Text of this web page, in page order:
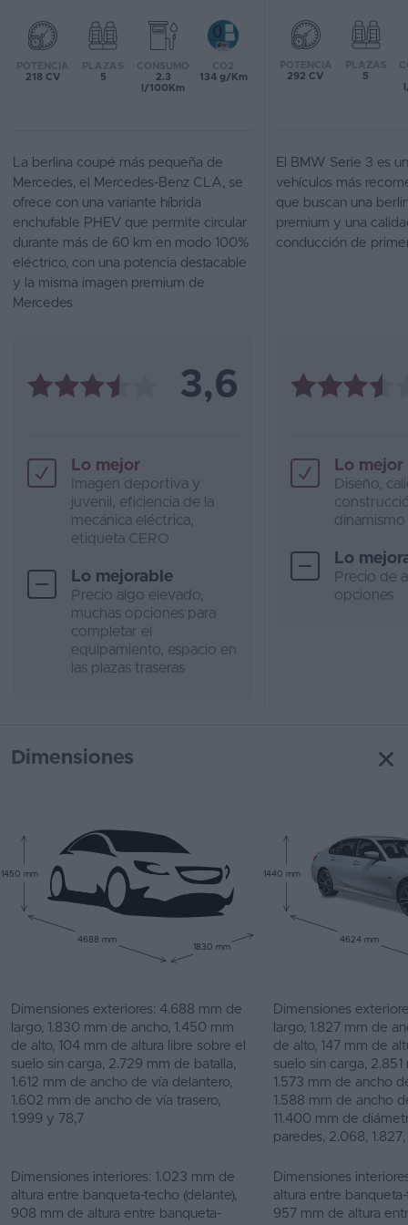
Favoritos
Concesionarios
Blog
Ventas
de
coches
2026
POTENCIA
218 CV
PLAZAS
5
CONSUMO
2.3
l/100Km
CO2
134 g/Km
POTENCIA
292 CV
PLAZAS
5
La berlina coupé más pequeña de
Mercedes, el Mercedes-Benz CLA, se
ofrece con una variante híbrida
enchufable PHEV que permite circular
durante más de 60 km en modo 100%
eléctrico, con una potencia destacable
y la misma imagen premium de
Mercedes
El BMW Serie 3 es
vehículos más
que buscan una
premium y una
conducción de
3,6
Lo mejor
Imagen deportiva y
juvenil, eficiencia de la
mecánica eléctrica,
etiqueta CERO
Lo mejorable
Precio algo elevado,
muchas opciones para
completar el
equipamiento, espacio en
las plazas traseras
Lo mejor
Diseño,
dinamismo
Lo
Precio de
opciones
Dimensiones
1450 mm
4688 mm
1830 mm
1440 mm
4624 mm
Dimensiones exteriores: 4.688 mm de
largo, 1.830 mm de ancho, 1.450 mm
de alto, 104 mm de altura libre sobre el
suelo sin carga, 2.729 mm de batalla,
1.612 mm de ancho de vía delantero,
1.602 mm de ancho de vía trasero,
1.999 y 78,7
Dimensiones
largo, 1.827 mm de
de alto, 147 mm de
suelo sin carga,
1.573 mm de ancho
1.588 mm de ancho
11.400 mm de
paredes, 2.068, 1.827,
Dimensiones interiores: 1.023 mm de
altura entre banqueta-techo (delante),
908 mm de altura entre banqueta-
Dimensiones
altura entre
957 mm de altura